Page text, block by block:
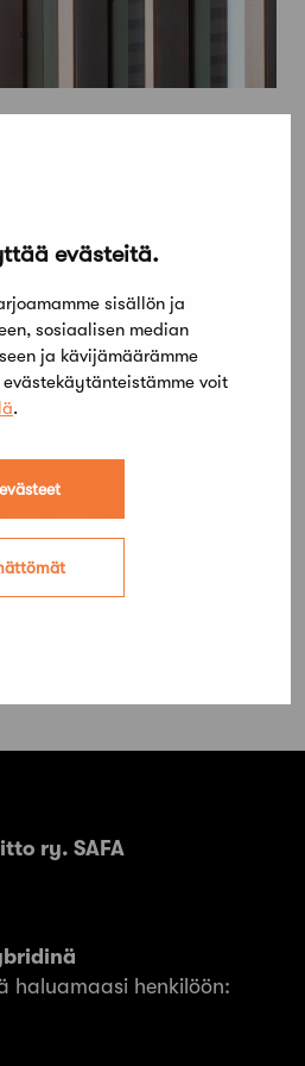
evästeitä.
sisällön ja
sosiaalisen median
ja kävijämäärämme
voit
.
kilpailun on
Arkkitehdit ja
Koivula
ry. SAFA
haluamaasi henkilöön: